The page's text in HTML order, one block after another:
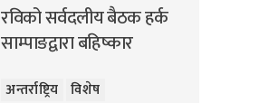
रविको सर्वदलीय बैठक हर्क
साम्पाङद्वारा बहिष्कार
अन्तर्राष्ट्रिय विशेष